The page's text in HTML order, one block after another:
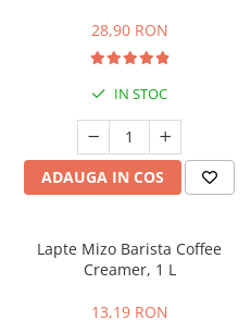
Gusto
28,90 RON
IN STOC
ADAUGA IN COS
Lapte Mizo Barista Coffee
Creamer, 1 L
13,19 RON